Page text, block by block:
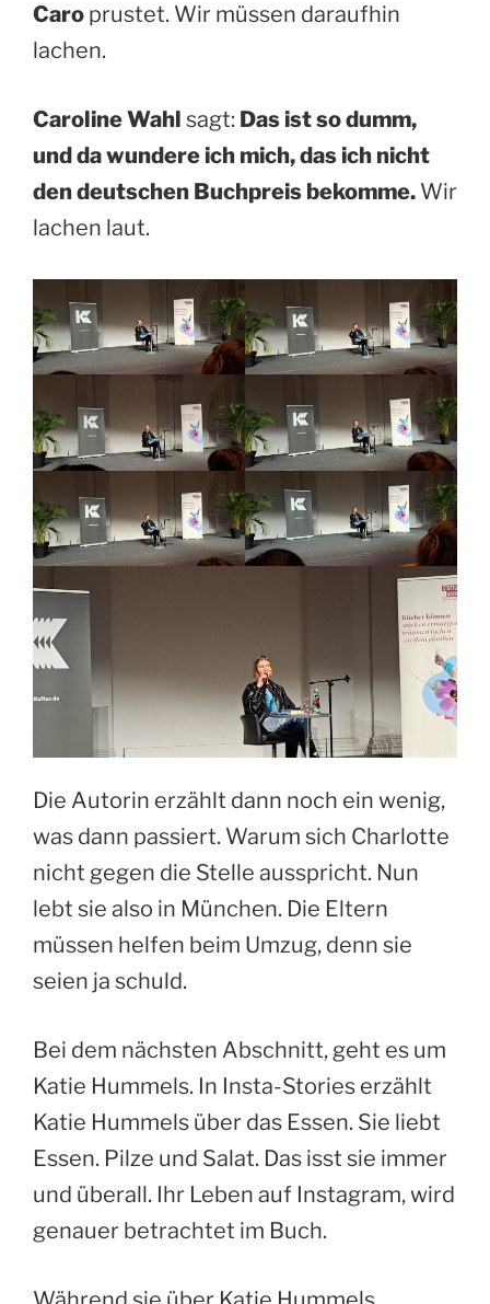
Caro prustet. Wir müssen daraufhin
lachen.
Caroline Wahl sagt: Das ist so dumm,
und da wundere ich mich, das ich nicht
den deutschen Buchpreis bekomme. Wir
lachen laut.
Die Autorin erzählt dann noch ein wenig,
was dann passiert. Warum sich Charlotte
nicht gegen die Stelle ausspricht. Nun
lebt sie also in München. Die Eltern
müssen helfen beim Umzug, denn sie
seien ja schuld.
Bei dem nächsten Abschnitt, geht es um
Katie Hummels. In Insta-Stories erzählt
Katie Hummels über das Essen. Sie liebt
Essen. Pilze und Salat. Das isst sie immer
und überall. Ihr Leben auf Instagram, wird
genauer betrachtet im Buch.